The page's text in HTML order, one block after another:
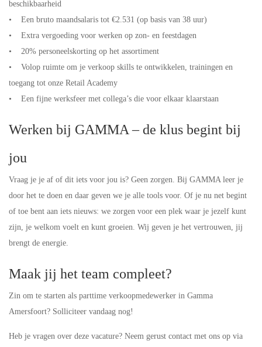
beschikbaarheid
• Een bruto maandsalaris tot €2.531 (op basis van 38 uur)
• Extra vergoeding voor werken op zon- en feestdagen
• 20% personeelskorting op het assortiment
• Volop ruimte om je verkoop skills te ontwikkelen, trainingen en
toegang tot onze Retail Academy
• Een fijne werksfeer met collega’s die voor elkaar klaarstaan
Werken bij GAMMA – de klus begint bij
jou
Vraag je je af of dit iets voor jou is? Geen zorgen. Bij GAMMA leer je
door het te doen en daar geven we je alle tools voor. Of je nu net begint
of toe bent aan iets nieuws: we zorgen voor een plek waar je jezelf kunt
zijn, je welkom voelt en kunt groeien. Wij geven je het vertrouwen, jij
brengt de energie.
Maak jij het team compleet?
Zin om te starten als parttime verkoopmedewerker in Gamma
Amersfoort? Solliciteer vandaag nog!
Heb je vragen over deze vacature? Neem gerust contact met ons op via